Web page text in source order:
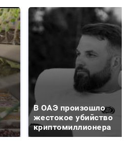
В ОАЭ произошло
жестокое убийство
криптомиллионера